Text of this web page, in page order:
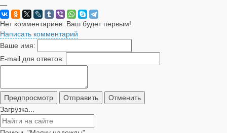
—
Нет комментариев. Ваш будет первым!
Написать комментарий
Ваше имя:
E-mail для ответов:
Загрузка...